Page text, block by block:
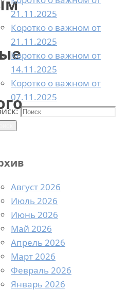
21.11.2025
Коротко о важном от
21.11.2025
Коротко о важном от
14.11.2025
Коротко о важном от
07.11.2025
Август 2026
Июль 2026
Июнь 2026
Май 2026
Апрель 2026
Март 2026
Февраль 2026
Январь 2026